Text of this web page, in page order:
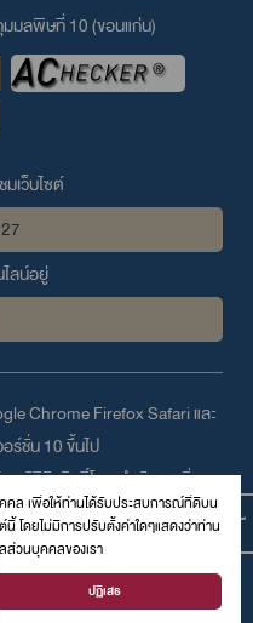
มลพิษที่ 10 (ขอนแก่น)
มเว็บไซต์
ลน์อยู่
ChromeFirefoxSafariและ
ร์ชั่น 10 ขึ้นไป
ญัติลิขสิทธิ์โดย สำนักงานสิ่ง
ที่ 10 (ขอนแก่น)
มือง จ.ขอนแก่น 40000
ร : 043236107 | อีเมล์ :
ล เพื่อให้ท่านได้รับประสบการณ์ที่ดีบน
นี้ โดยไม่มีการปรับตั้งค่าใดๆแสดงว่าท่าน
ส่วนบุคคลของเรา
ปฏิเสธ